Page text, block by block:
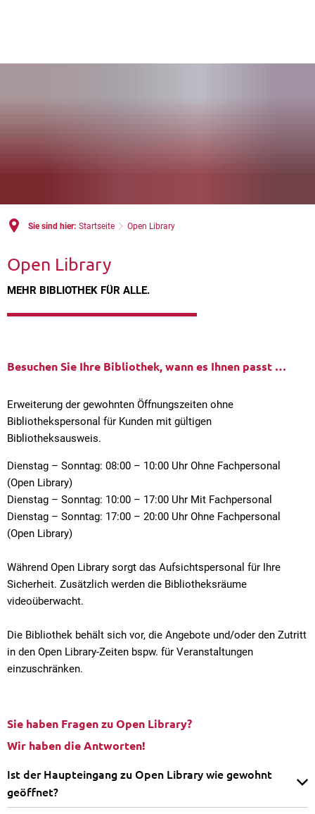
Sie sind hier: Startseite Open Library
Open Library
MEHR BIBLIOTHEK FÜR ALLE.
Besuchen Sie Ihre Bibliothek, wann es Ihnen passt …
Erweiterung der gewohnten Öffnungszeiten ohne
Bibliothekspersonal für Kunden mit gültigen
Bibliotheksausweis.
Dienstag – Sonntag: 08:00 – 10:00 Uhr Ohne Fachpersonal
(Open Library)
Dienstag – Sonntag: 10:00 – 17:00 Uhr Mit Fachpersonal
Dienstag – Sonntag: 17:00 – 20:00 Uhr Ohne Fachpersonal
(Open Library)
Während Open Library sorgt das Aufsichtspersonal für Ihre
Sicherheit. Zusätzlich werden die Bibliotheksräume
videoüberwacht.
Die Bibliothek behält sich vor, die Angebote und/oder den Zutritt
in den Open Library-Zeiten bspw. für Veranstaltungen
einzuschränken.
Sie haben Fragen zu Open Library?
Wir haben die Antworten!
Ist der Haupteingang zu Open Library wie gewohnt
geöffnet?